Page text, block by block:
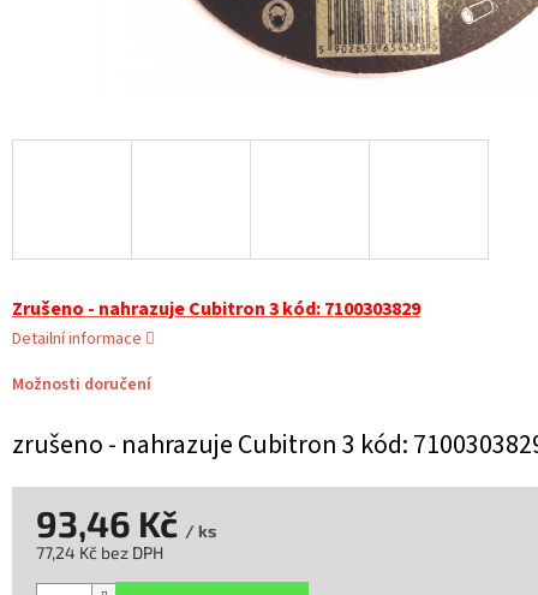
zrušeno - nahrazuje Cubitron 3 kód:
Možnosti doručení
Zrušeno - nahrazuje Cubitron 3 kód: 7100303829
Detailní informace
93,46 Kč / ks
77,24 Kč bez DPH